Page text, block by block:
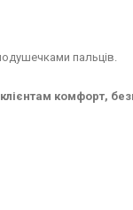
пальців.
комфорт,